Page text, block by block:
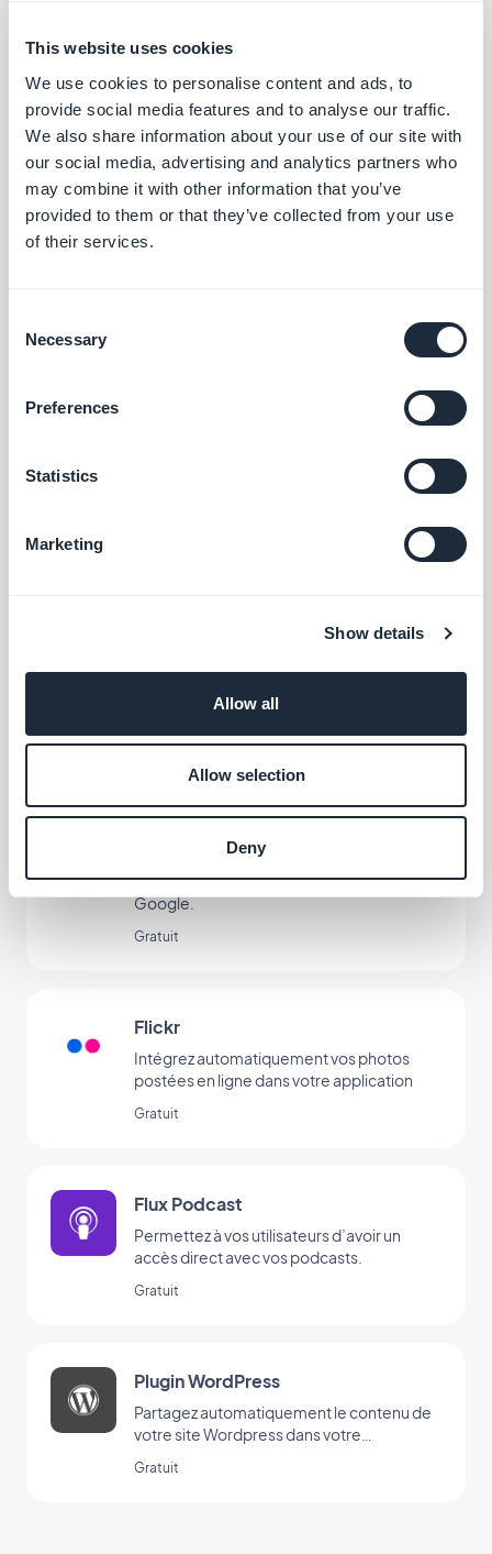
This website uses cookies
We use cookies to personalise content and ads, to
provide social media features and to analyse our traffic.
We also share information about your use of our site with
our social media, advertising and analytics partners who
may combine it with other information that you’ve
provided to them or that they’ve collected from your use
of their services.
Selection
Necessary
Preferences
Statistics
Marketing
Show details
Allow all
Allow selection
Deny
Gratuit
Google Tag Manager
Connectez votre application à Google Tag
Manager pour obtenir des statistiques
d’utilisation complémentaires
Analysez les performances de votre app
Statistiques & Dashboard
Analysez les performances de votre app
Google Sitemap & Search Console
Optimisez la visibilité de votre PWA sur
Google.
Gratuit
Flickr
Intégrez automatiquement vos photos
postées en ligne dans votre application
Gratuit
Flux Podcast
Permettez à vos utilisateurs d’avoir un
accès direct avec vos podcasts.
Gratuit
Plugin WordPress
Partagez automatiquement le contenu de
votre site Wordpress dans votre
Wordpress
Gratuit